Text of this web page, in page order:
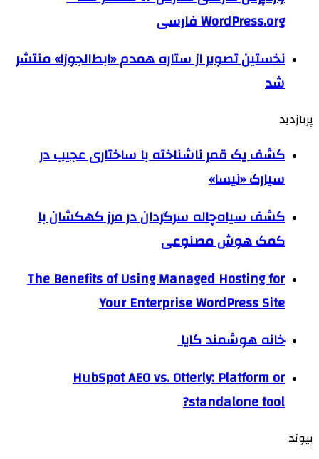
WordPress.org فارسی
نخستین تصویر از ستاره همدم «ابط‌الجوزا» منتشر
شد
پربازدید
کشف یک قمر ناشناخته با ساختاری عجیب در
سیارک «نیسا»
کشف سیاه‌چاله سرگردان در مرز کهکشان با
کمک هوش مصنوعی
The Benefits of Using Managed Hosting for
Your Enterprise WordPress Site
خانه هوشمند کایا
HubSpot AEO vs. Otterly: Platform or
standalone tool?
پیوند